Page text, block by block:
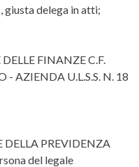
delega in atti;
FINANZE C.F.
- AZIENDA U.L.S.S. N. 18
DELLA PREVIDENZA
del legale